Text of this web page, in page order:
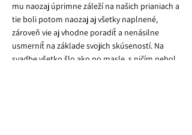
mu naozaj úprimne záleží na našich prianiach a
tie boli potom naozaj aj všetky naplnené,
zároveň vie aj vhodne poradiť a nenásilne
usmerniť na základe svojich skúseností. Na
svadbe všetko šlo ako po masle, s ničím nebol